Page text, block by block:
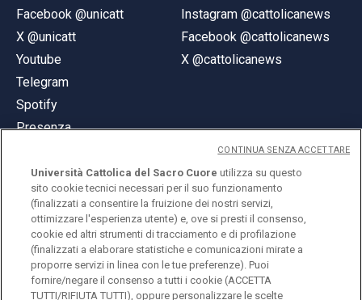
Facebook @unicatt
X @unicatt
Youtube
Telegram
Spotify
Presenza
Instagram @cattolicanews
Facebook @cattolicanews
X @cattolicanews
© Università Cattolica del Sacro Cuore
Largo A. Gemelli 1, 20123 Milano
PI 02133120150
Università Cattolica del Sacro Cuore utilizza su questo
sito cookie tecnici necessari per il suo funzionamento
(finalizzati a consentire la fruizione dei nostri servizi,
ottimizzare l'esperienza utente) e, ove si presti il consenso,
cookie ed altri strumenti di tracciamento e di profilazione
(finalizzati a elaborare statistiche e comunicazioni mirate a
proporre servizi in linea con le tue preferenze). Puoi
fornire/negare il consenso a tutti i cookie (ACCETTA
TUTTI/RIFIUTA TUTTI), oppure personalizzare le scelte
CONTINUA SENZA ACCETTARE